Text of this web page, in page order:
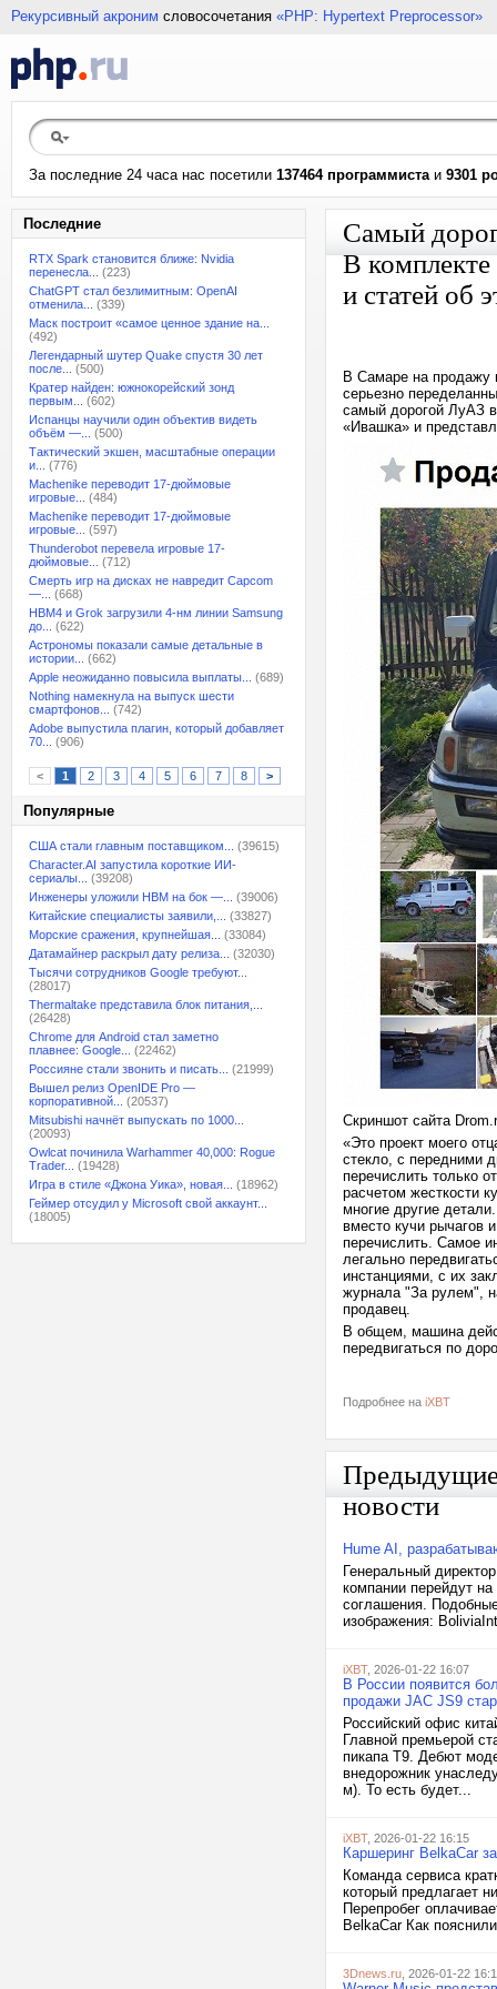
Рекурсивный акроним словосочетания «PHP: Hypertext Preprocessor»
За последние 24 часа нас посетили 137464 программистаи 9301
Последние
RTX Spark становится ближе: Nvidia
перенесла...
(223)
ChatGPT стал безлимитным: OpenAI
отменила...
(339)
Маск построит «самое ценное здание на...
(492)
Легендарный шутер Quake спустя 30 лет
после...
(500)
Кратер найден: южнокорейский зонд
первым...
(602)
Испанцы научили один объектив видеть
объём —...
(500)
Тактический экшен, масштабные операции
и...
(776)
Machenike переводит 17-дюймовые
игровые...
(484)
Machenike переводит 17-дюймовые
игровые...
(597)
Thunderobot перевела игровые 17-
дюймовые...
(712)
Смерть игр на дисках не навредит Capcom
—...
(668)
HBM4 и Grok загрузили 4-нм линии Samsung
до...
(622)
Астрономы показали самые детальные в
истории...
(662)
Apple неожиданно повысила выплаты...
(689)
Nothing намекнула на выпуск шести
смартфонов...
(742)
Adobe выпустила плагин, который добавляет
70...
(906)
< 1 2 3 4 5 6 7 8 >
Популярные
США стали главным поставщиком...
(39615)
Character.AI запустила короткие ИИ-
сериалы...
(39208)
Инженеры уложили HBM на бок —...
(39006)
Китайские специалисты заявили,...
(33827)
Морские сражения, крупнейшая...
(33084)
Датамайнер раскрыл дату релиза...
(32030)
Тысячи сотрудников Google требуют...
(28017)
Thermaltake представила блок питания,...
(26428)
Chrome для Android стал заметно
плавнее: Google...
(22462)
Россияне стали звонить и писать...
(21999)
Вышел релиз OpenIDE Pro —
корпоративной...
(20537)
Mitsubishi начнёт выпускать по 1000...
(20093)
Owlcat починила Warhammer 40,000: Rogue
Trader...
(19428)
Игра в стиле «Джона Уика», новая...
(18962)
Геймер отсудил у Microsoft свой аккаунт...
(18005)
Самый
В
и статей об
В Самаре на продажу
серьезно
самый дорогой ЛуАЗ в
«Ивашка» и
Скриншот сайта
«Это проект моего
стекло, с передними
перечислить только
расчетом жесткости
многие другие
вместо кучи рычагов
перечислить. Самое
легально
инстанциями, с их
журнала "За рулем",
продавец.
В общем, машина
передвигаться по
Подробнее на iXBT
новости
Hume AI,
Генеральный
компании перейдут
соглашения.
изображения:
iXBT, 2026-01-22 16:07
В России появится
продажи JAC JS9
Российский офис
Главной премьерой
пикапа T9. Дебют
внедорожник
м). То есть будет...
iXBT, 2026-01-22 16:15
Каршеринг BelkaCar
Команда сервиса
который предлагает
Перепробег
BelkaCar Как
3Dnews.ru , 2026-01-22